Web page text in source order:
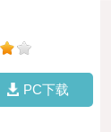
PC下载